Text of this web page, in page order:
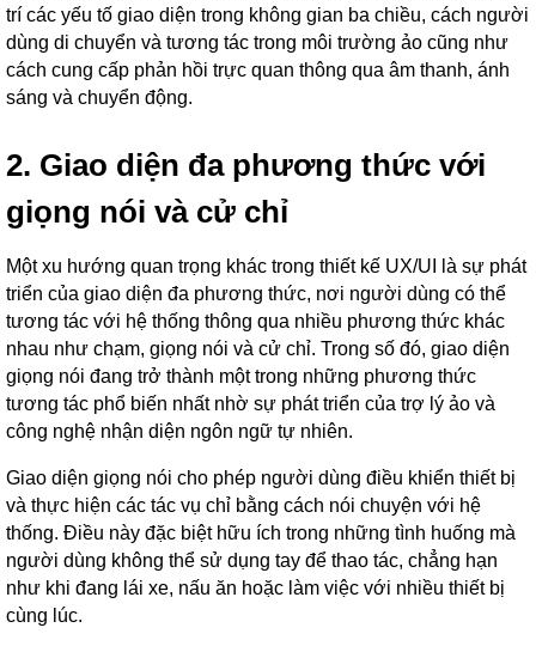
trí các yếu tố giao diện trong không gian ba chiều, cách người
dùng di chuyển và tương tác trong môi trường ảo cũng như
cách cung cấp phản hồi trực quan thông qua âm thanh, ánh
sáng và chuyển động.
2. Giao diện đa phương thức với
giọng nói và cử chỉ
Một xu hướng quan trọng khác trong thiết kế UX/UI là sự phát
triển của giao diện đa phương thức, nơi người dùng có thể
tương tác với hệ thống thông qua nhiều phương thức khác
nhau như chạm, giọng nói và cử chỉ. Trong số đó, giao diện
giọng nói đang trở thành một trong những phương thức
tương tác phổ biến nhất nhờ sự phát triển của trợ lý ảo và
công nghệ nhận diện ngôn ngữ tự nhiên.
Giao diện giọng nói cho phép người dùng điều khiển thiết bị
và thực hiện các tác vụ chỉ bằng cách nói chuyện với hệ
thống. Điều này đặc biệt hữu ích trong những tình huống mà
người dùng không thể sử dụng tay để thao tác, chẳng hạn
như khi đang lái xe, nấu ăn hoặc làm việc với nhiều thiết bị
cùng lúc.